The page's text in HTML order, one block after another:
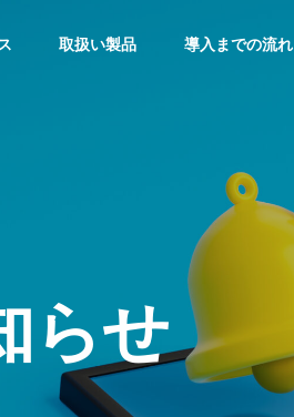
取扱い製品 導入までの流れ
東京都で受けられる防犯カメ
らせ